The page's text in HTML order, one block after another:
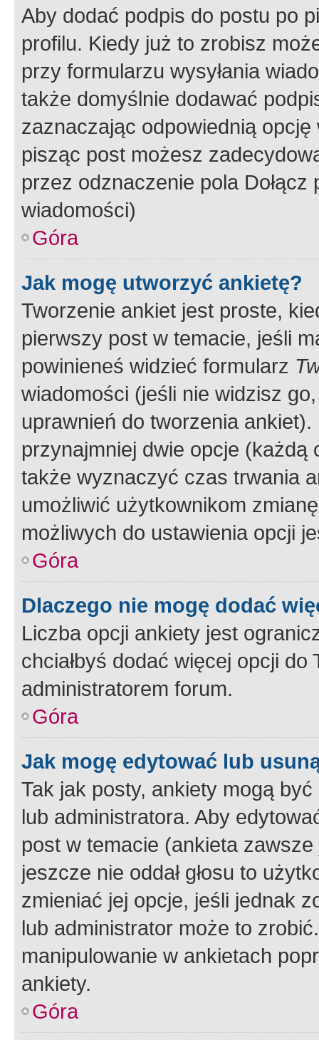
Aby dodać podpis do postu po
profilu. Kiedy już to zrobisz
przy formularzu wysyłania
także domyślnie dodawać
zaznaczając odpowiednią
pisząc post możesz
przez odznaczenie pola
wiadomości)
Góra
Jak mogę utworzyć ankietę?
Tworzenie ankiet jest proste,
pierwszy post w temacie, jeśli
powinieneś widzieć formularz
wiadomości (jeśli nie widzisz
uprawnień do tworzenia
przynajmniej dwie opcje
także wyznaczyć czas trwania
umożliwić użytkownikom
możliwych do ustawienia opcji
Góra
Dlaczego nie mogę dodać
Liczba opcji ankiety jest
chciałbyś dodać więcej opcji
administratorem forum.
Góra
Jak mogę edytować lub
Tak jak posty, ankiety mogą
lub administratora. Aby
post w temacie (ankieta
jeszcze nie oddał głosu to
zmieniać jej opcje, jeśli jednak
lub administrator może to
manipulowanie w ankietach
ankiety.
Góra